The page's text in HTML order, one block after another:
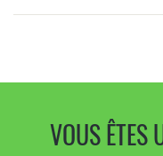
VOUS ÊTES